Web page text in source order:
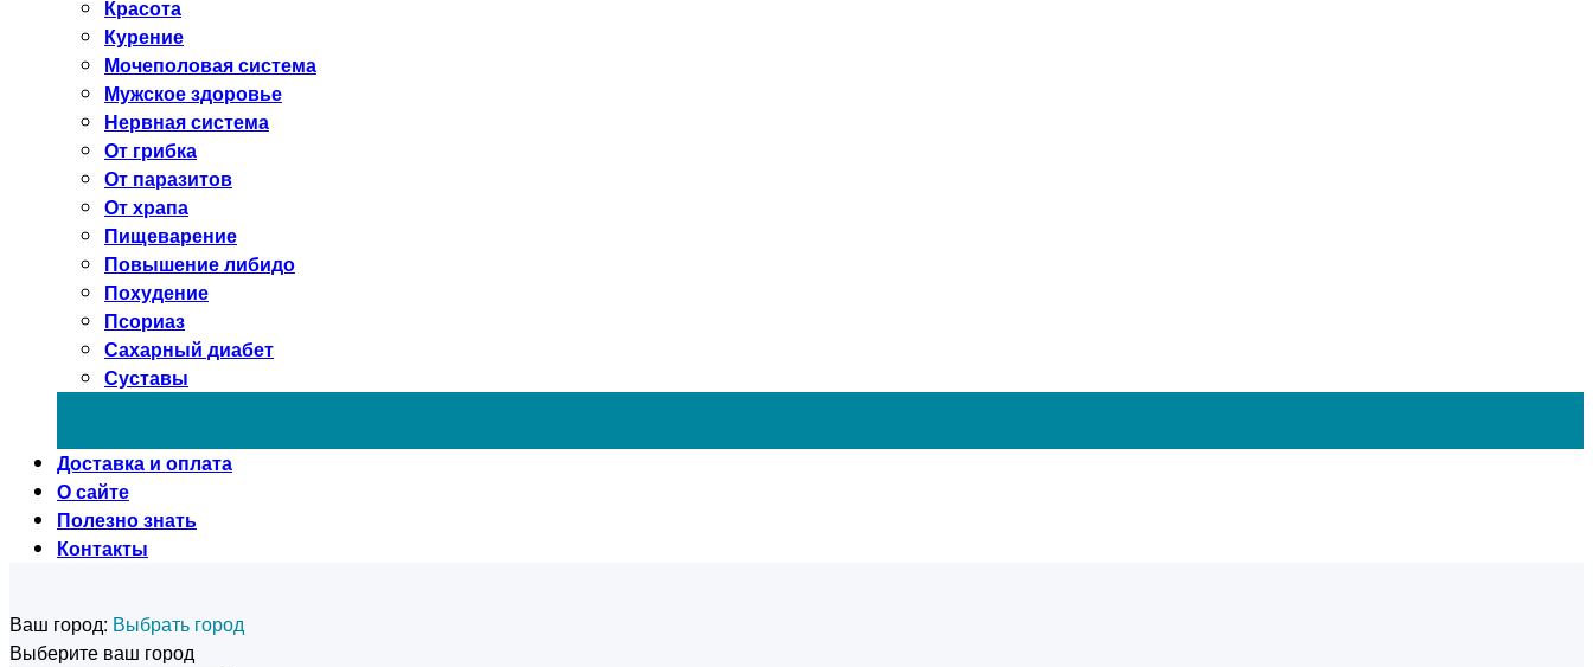
Красота
Курение
Мочеполовая система
Мужское здоровье
Нервная система
От грибка
От паразитов
От храпа
Пищеварение
Повышение либидо
Похудение
Псориаз
Сахарный диабет
Суставы
Доставка и оплата
О сайте
Полезно знать
Контакты
Ваш город: Выбрать город
Выберите ваш город